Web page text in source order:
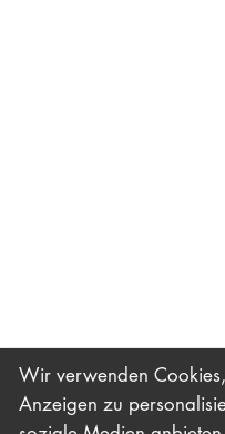
Wir verwenden
Anzeigen zu